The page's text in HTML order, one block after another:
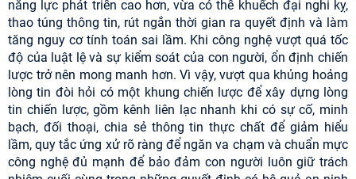
năng lực phát triển cao hơn, vừa có thể khuếch đại nghi kỵ,
thao túng thông tin, rút ngắn thời gian ra quyết định và làm
tăng nguy cơ tính toán sai lầm. Khi công nghệ vượt quá tốc
độ của luật lệ và sự kiểm soát của con người, ổn định chiến
lược trở nên mong manh hơn. Vì vậy, vượt qua khủng hoảng
lòng tin đòi hỏi có một khung chiến lược để xây dựng lòng
tin chiến lược, gồm kênh liên lạc nhanh khi có sự cố, minh
bạch, đối thoại, chia sẻ thông tin thực chất để giảm hiểu
lầm, quy tắc ứng xử rõ ràng để ngăn va chạm và chuẩn mực
công nghệ đủ mạnh để bảo đảm con người luôn giữ trách